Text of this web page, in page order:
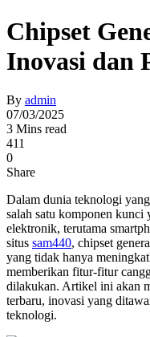
Chipset
Inovasi dan
By admin
07/03/2025
3 Mins read
411
0
Share
Dalam dunia teknologi
salah satu komponen kunci
elektronik, terutama
situs sam440, chipset
yang tidak hanya
memberikan fitur-fitur
dilakukan. Artikel ini akan
terbaru, inovasi yang
teknologi.